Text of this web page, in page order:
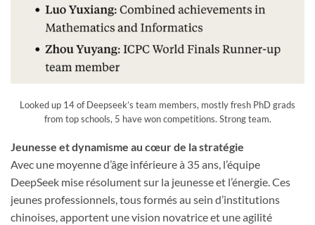
Looked up 14 of Deepseek’s team members, mostly fresh PhD grads
from top schools, 5 have won competitions. Strong team.
Jeunesse et dynamisme au cœur de la stratégie
Avec une moyenne d’âge inférieure à 35 ans, l’équipe
DeepSeek mise résolument sur la jeunesse et l’énergie. Ces
jeunes professionnels, tous formés au sein d’institutions
chinoises, apportent une vision novatrice et une agilité